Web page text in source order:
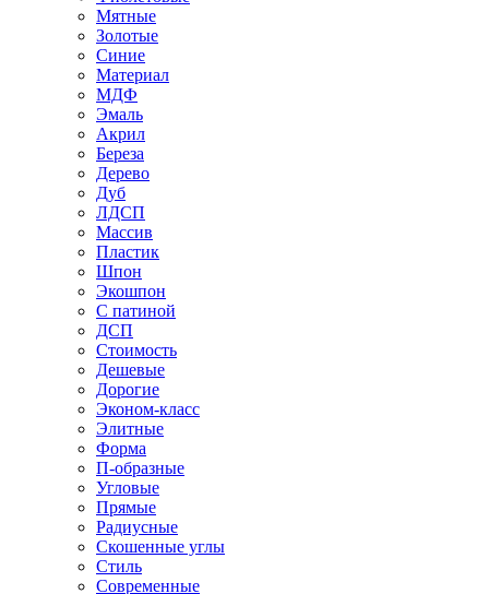
Мятные
Золотые
Синие
Материал
МДФ
Эмаль
Акрил
Береза
Дерево
Дуб
ЛДСП
Массив
Пластик
Шпон
Экошпон
С патиной
ДСП
Стоимость
Дешевые
Дорогие
Эконом-класс
Элитные
Форма
П-образные
Угловые
Прямые
Радиусные
Скошенные углы
Стиль
Современные